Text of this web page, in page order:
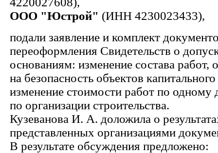
ООО "Юстрой" (ИНН 4230023433),
подали заявление и комплект
переоформления Свидетельств о
основаниям: изменение состава
на безопасность объектов
изменение стоимости работ по одному
по организации строительства.
Кузеванова И. А. доложила о
представленных организациями
В результате обсуждения предложено: